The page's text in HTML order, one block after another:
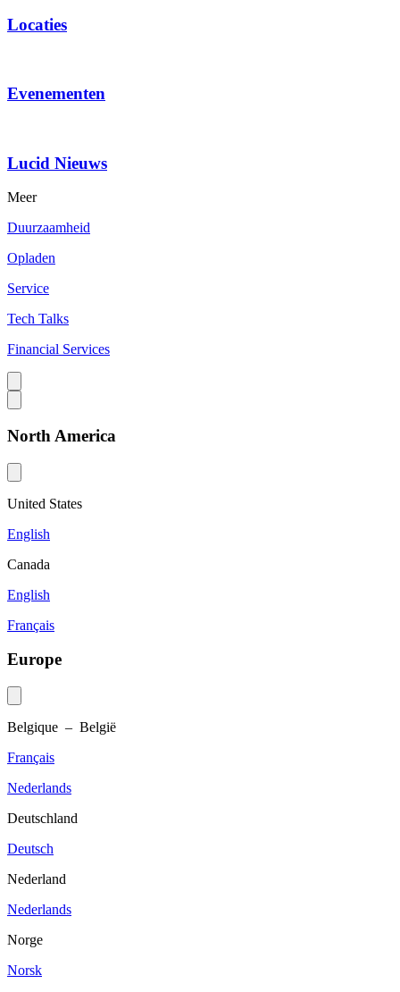
Locaties
Evenementen
Lucid Nieuws
Meer
Duurzaamheid
Opladen
Service
Tech Talks
Financial Services
North America
United States
English
Canada
English
Français
Europe
Belgique – België
Français
Nederlands
Deutschland
Deutsch
Nederland
Nederlands
Norge
Norsk